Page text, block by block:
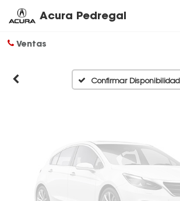
Acura Pedregal
Ventas
Confirmar Disponibilidad
Por favor, revise